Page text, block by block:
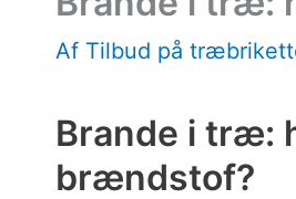
Af Tilbud på
Brande i træ:
brændstof?